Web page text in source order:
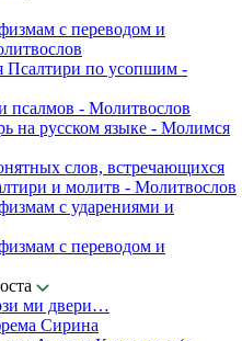
с переводом и
Псалтири по усопшим -
псалмов - Молитвослов
на русском языке - Молимся
слов, встречающихся
и молитв - Молитвослов
с ударениями и
с переводом и
ми двери…
Сирина